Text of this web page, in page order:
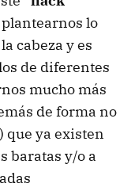
lo
cabeza y es
de diferentes
mucho más
de forma no
que ya existen
baratas y/o a